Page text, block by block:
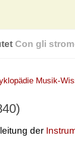
Con gli
Musik-
der